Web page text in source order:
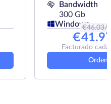
Bandwidth
300 Gb
Windows
€46.03/
€
Facturado